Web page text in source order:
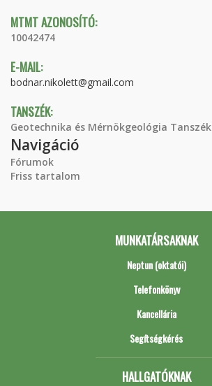
MTMT AZONOSÍTÓ:
10042474
E-MAIL:
bodnar.nikolett@gmail.com
TANSZÉK:
Geotechnika és Mérnökgeológia Tanszék
Navigáció
Fórumok
Friss tartalom
MUNKATÁRSAKNAK
Neptun (oktatói)
Telefonkönyv
Kancellária
Segítségkérés
HALLGATÓKNAK